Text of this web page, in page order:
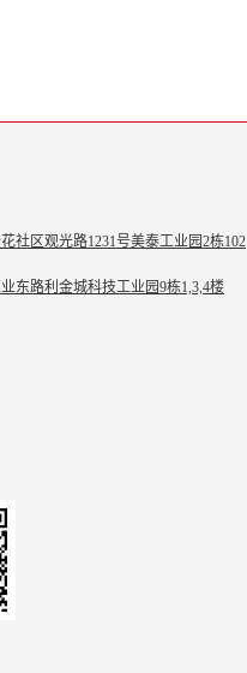
社区观光路1231号美泰工业园2栋102
东路利金城科技工业园9栋1,3,4楼